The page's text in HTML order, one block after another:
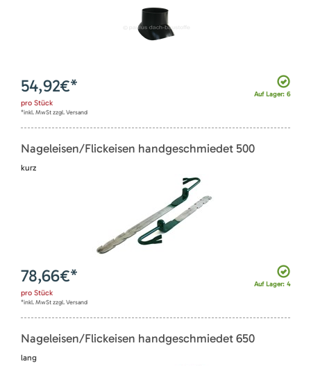
Auf Lager: 6
54,92€*
pro Stück
*inkl. MwSt zzgl. Versand
Nageleisen/Flickeisen handgeschmiedet 500
kurz
Auf Lager: 4
78,66€*
pro Stück
*inkl. MwSt zzgl. Versand
Nageleisen/Flickeisen handgeschmiedet 650
lang